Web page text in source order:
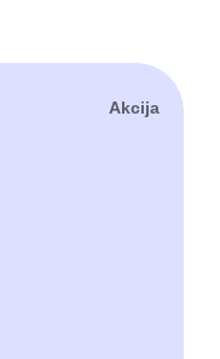
Akcija